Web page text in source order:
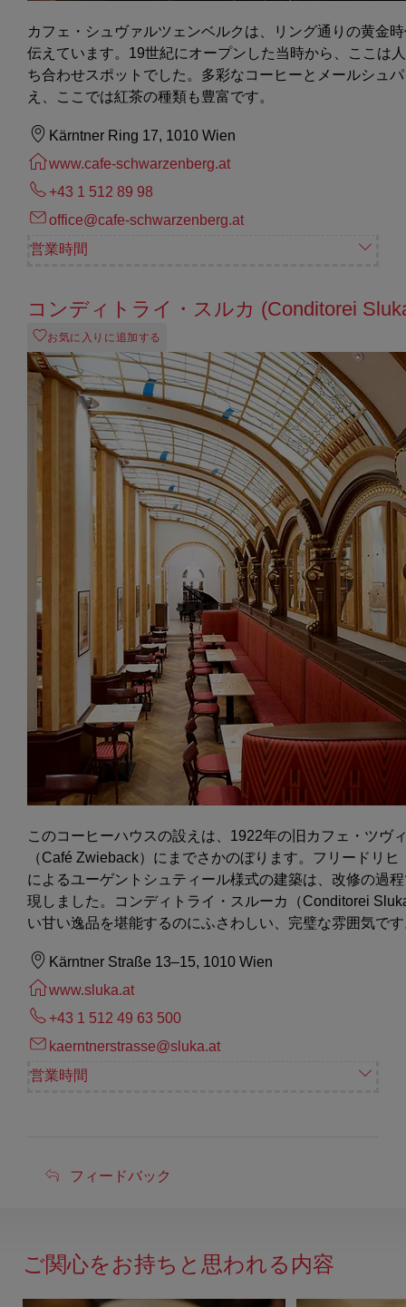
カフェ・シュヴァルツェンベルクは、リング通りの黄金
伝えています。19世紀にオープンした当時から、ここは
ち合わせスポットでした。多彩なコーヒーとメールシュ
え、ここでは紅茶の種類も豊富です。
Kärntner Ring 17, 1010 Wien
www.cafe-schwarzenberg.at
+43 1 512 89 98
office@cafe-schwarzenberg.at
営業時間
コンディトライ・スルカ (Conditorei
お気に入りに追加する
このコーヒーハウスの設えは、1922年の旧カフェ・ツヴ
（Café Zwieback）にまでさかのぼります。フリードリヒ
によるユーゲントシュティール様式の建築は、改修の過
現しました。コンディトライ・スルーカ（Conditorei
い甘い逸品を堪能するのにふさわしい、完璧な雰囲気で
Kärntner Straße 13–15, 1010 Wien
www.sluka.at
+43 1 512 49 63 500
kaerntnerstrasse@sluka.at
営業時間
フ
ド
フィードバック
ご関心をお持ちと思われる内容